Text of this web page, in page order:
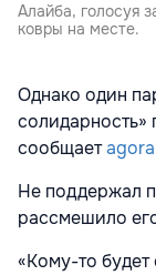
Алайба, голосуя
ковры на месте.
Однако один
солидарность»
сообщает
Не поддержал
рассмешило
«Кому-то